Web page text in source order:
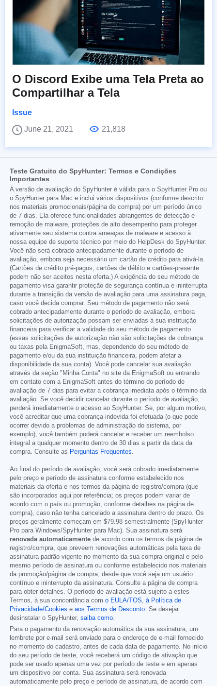
O Discord Exibe uma Tela Preta ao
Compartilhar a Tela
Issue
June 21, 2021
21,818
Teste Gratuito do SpyHunter: Termos e Condições
Importantes
A versão de avaliação do SpyHunter é válida para o SpyHunter Pro ou
o SpyHunter para Mac e inclui vários dispositivos (conforme descrito
nos materiais promocionais/página de compra) por um período único
de 7 dias. Ela oferece funcionalidades abrangentes de detecção e
remoção de malware, proteções de alto desempenho para proteger
ativamente seu sistema contra ameaças de malware e acesso à
nossa equipe de suporte técnico por meio do HelpDesk do SpyHunter.
Você não será cobrado antecipadamente durante o período de
avaliação, embora seja necessário um cartão de crédito para ativá-la.
(Cartões de crédito pré-pagos, cartões de débito e cartões-presente
podem não ser aceitos nesta oferta.) A exigência do seu método de
pagamento visa garantir proteção de segurança contínua e ininterrupta
durante a transição da versão de avaliação para uma assinatura paga,
caso você decida comprar. Seu método de pagamento não será
cobrado antecipadamente durante o período de avaliação, embora
solicitações de autorização possam ser enviadas à sua instituição
financeira para verificar a validade do seu método de pagamento
(essas solicitações de autorização não são solicitações de cobrança
ou taxas pela EnigmaSoft, mas, dependendo do seu método de
pagamento e/ou da sua instituição financeira, podem afetar a
disponibilidade da sua conta). Você pode cancelar sua avaliação
através da seção "Minha Conta" no site da EnigmaSoft ou entrando
em contato com a EnigmaSoft antes do término do período de
avaliação de 7 dias para evitar a cobrança imediata após o término da
avaliação. Se você decidir cancelar durante o período de avaliação,
perderá imediatamente o acesso ao SpyHunter. Se, por algum motivo,
você acreditar que uma cobrança indevida foi efetuada (o que pode
ocorrer devido a problemas de administração do sistema, por
exemplo), você também poderá cancelar e receber um reembolso
integral a qualquer momento dentro de 30 dias a partir da data da
compra. Consulte as Perguntas Frequentes.
Ao final do período de avaliação, você será cobrado imediatamente
pelo preço e período de assinatura conforme estabelecido nos
materiais da oferta e nos termos da página de registro/compra (que
são incorporados aqui por referência; os preços podem variar de
acordo com o país ou promoção, conforme detalhes na página de
compra), caso não tenha cancelado a assinatura dentro do prazo. Os
preços geralmente começam em $79.98 semestralmente (SpyHunter
Pro para Windows/SpyHunter para Mac). Sua assinatura será
renovada automaticamente de acordo com os termos da página de
registro/compra, que preveem renovações automáticas pela taxa de
assinatura padrão vigente no momento da sua compra original e pelo
mesmo período de assinatura ou conforme estabelecido nos materiais
da promoção/página de compra, desde que você seja um usuário
contínuo e ininterrupto da assinatura. Consulte a página de compra
para obter detalhes. O período de avaliação está sujeito a estes
Termos, à sua concordância com o EULA/TOS, à Política de
Privacidade/Cookies e aos Termos de Desconto. Se desejar
desinstalar o SpyHunter, saiba como.
Para o pagamento da renovação automática da sua assinatura, um
lembrete por e-mail será enviado para o endereço de e-mail fornecido
no momento do cadastro, antes de cada data de pagamento. No início
do seu período de teste, você receberá um código de ativação que
pode ser usado apenas uma vez por período de teste e em apenas
um dispositivo por conta. Sua assinatura será renovada
automaticamente pelo preço e período de assinatura, de acordo com